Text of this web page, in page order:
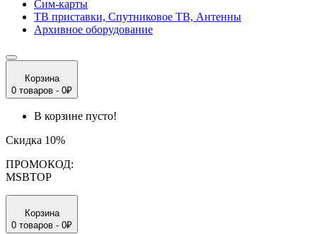
Сим-карты
ТВ приставки, Спутниковое ТВ, Антенны
Архивное оборудование
Корзина
0 товаров - 0₽
В корзине пусто!
Скидка 10%
ПРОМОКОД:
MSBTOP
Корзина
0 товаров - 0₽